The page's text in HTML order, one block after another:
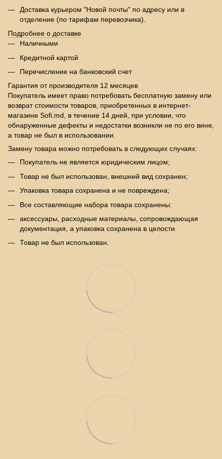
Доставка курьером "Новой почты" по адресу или в
отделение (по тарифам перевозчика).
Подробнее о доставке
Наличными
Кредитной картой
Перечисление на банковский счет
Гарантия от производителя 12 месяцев
Покупатель имеет право потребовать бесплатную замену или
возврат стоимости товаров, приобретенных в интернет-
магазине Sofi.md, в течение 14 дней, при условии, что
обнаруженные дефекты и недостатки возникли не по его вине,
а товар не был в использовании.
Замену товара можно потребовать в следующих случаях:
Покупатель не является юридическим лицом;
Товар не был использован, внешний вид сохранен;
Упаковка товара сохранена и не повреждена;
Все составляющие набора товара сохранены:
аксессуары, расходные материалы, сопровождающая
документация, а упаковка сохранена в целости.
Товар не был использован.